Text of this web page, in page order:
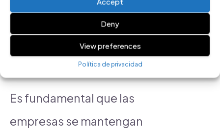
Deny
View preferences
Política de privacidad
incorporan estas tecnologías
para maximizar los resultados y
proteger su inversión.
Es fundamental que las
empresas se mantengan